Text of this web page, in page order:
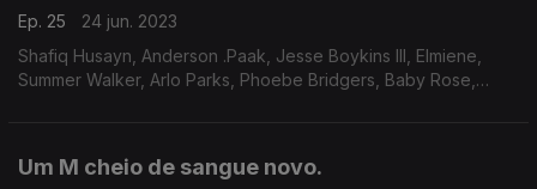
Ep. 25
24 jun. 2023
Shafiq Husayn, Anderson .Paak, Jesse Boykins III, Elmiene,
Summer Walker, Arlo Parks, Phoebe Bridgers, Baby Rose,
Um M cheio de sangue novo.